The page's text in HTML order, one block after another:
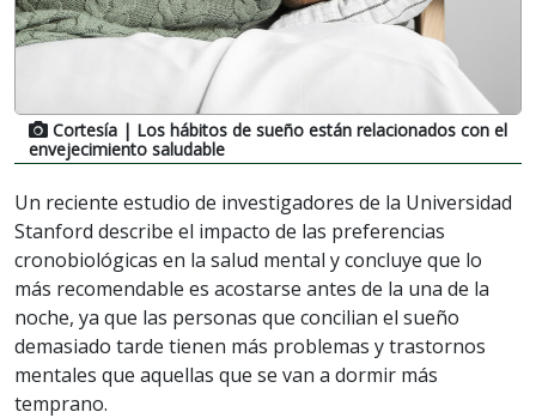
Cortesía | Los hábitos de sueño están relacionados con el
envejecimiento saludable
Un reciente estudio de investigadores de la Universidad
Stanford describe el impacto de las preferencias
cronobiológicas en la salud mental y concluye que lo
más recomendable es acostarse antes de la una de la
noche, ya que las personas que concilian el sueño
demasiado tarde tienen más problemas y trastornos
mentales que aquellas que se van a dormir más
temprano.